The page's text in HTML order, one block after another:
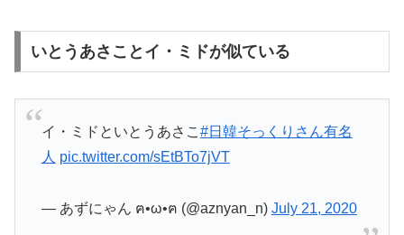
いとうあさことイ・ミドが似ている
イ・ミドといとうあさこ #日韓そっくりさん有名
人 pic.twitter.com/sEtBTo7jVT
— あずにゃん ฅ•ω•ฅ (@aznyan_n) July 21, 2020